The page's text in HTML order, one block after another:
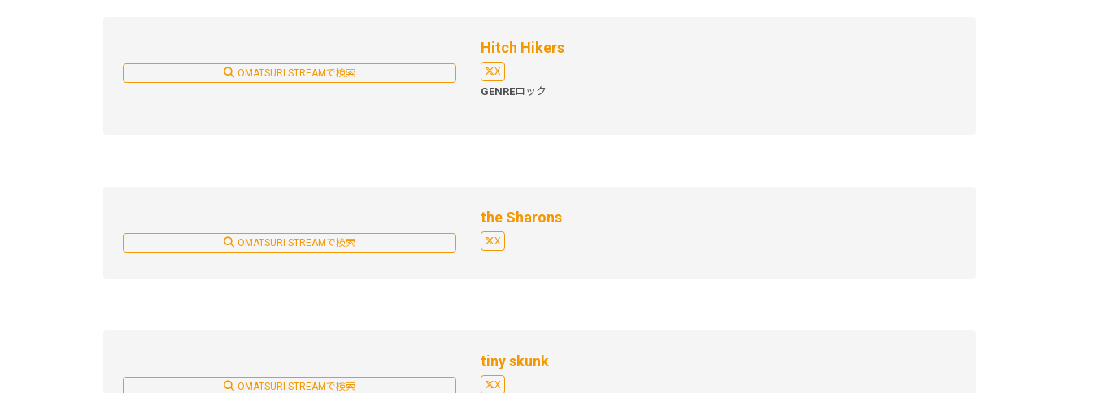
OMATSURI STREAMで検索
Hitch Hikers
X
GENREロック
OMATSURI STREAMで検索
the Sharons
X
OMATSURI STREAMで検索
tiny skunk
X